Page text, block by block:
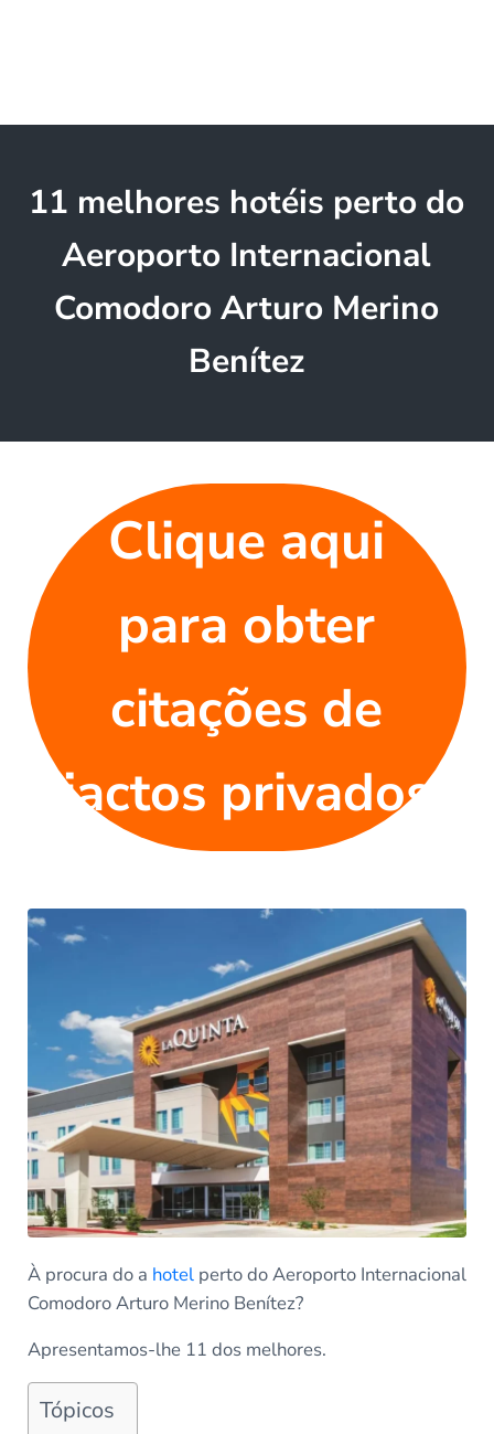
11 melhores hotéis perto do
Aeroporto Internacional
Comodoro Arturo Merino
Benítez
Clique aqui
para obter
citações de
jactos privados
À procura do a hotelperto do Aeroporto Internacional
Comodoro Arturo Merino Benítez?
Apresentamos-lhe 11 dos melhores.
Tópicos